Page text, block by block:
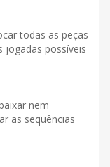
todas as peças
jogadas possíveis
nem
as sequências